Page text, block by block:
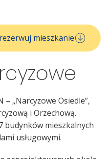
mieszkanie
– „Narcyzowe Osiedle”,
i Orzechową.
budynków mieszkalnych
usługowymi.